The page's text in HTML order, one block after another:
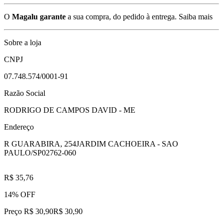
O Magalu garante a sua compra, do pedido à entrega. Saiba mais
Sobre a loja
CNPJ
07.748.574/0001-91
Razão Social
RODRIGO DE CAMPOS DAVID - ME
Endereço
R GUARABIRA, 254JARDIM CACHOEIRA - SAO
PAULO/SP02762-060
R$ 35,76
14% OFF
Preço R$ 30,90R$ 30,90